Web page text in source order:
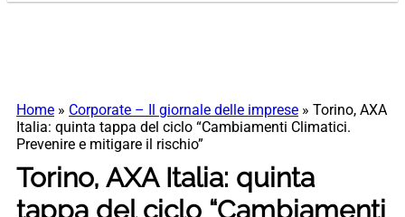
Home » Corporate – Il giornale delle imprese » Torino, AXA
Italia: quinta tappa del ciclo “Cambiamenti Climatici.
Prevenire e mitigare il rischio”
Torino, AXA Italia: quinta
tappa del ciclo “Cambiamenti